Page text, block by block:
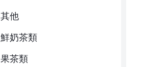
其他
鮮奶茶類
果茶類